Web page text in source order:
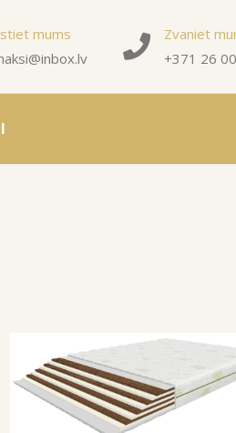
mums
Zvaniet
+371 26